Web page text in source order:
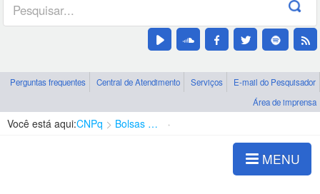
Perguntas frequentes Central de Atendimento Serviços
E-mail do Pesquisador
Área de imprensa
Você está aqui:CNPq Bolsas e Auxílios Vigentes
MENU